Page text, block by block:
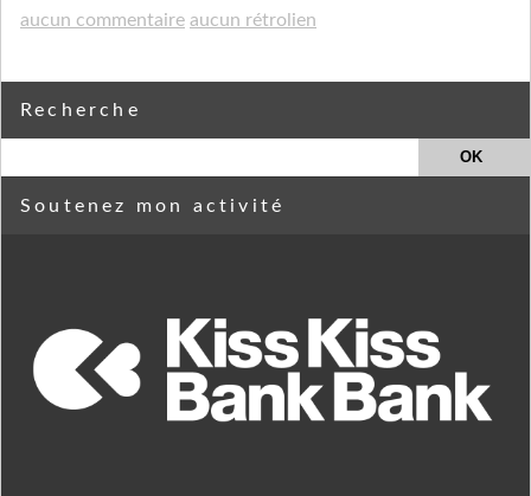
aucun commentaire aucun rétrolien
Recherche
Soutenez mon activité